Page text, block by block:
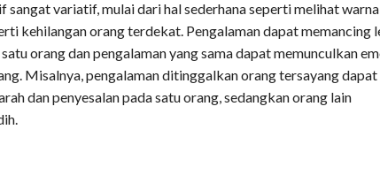
sangat variatif, mulai dari hal sederhana seperti melihat warna
kehilangan orang terdekat. Pengalaman dapat memancing
orang dan pengalaman yang sama dapat memunculkan
Misalnya, pengalaman ditinggalkan orang tersayang dapat
dan penyesalan pada satu orang, sedangkan orang lain